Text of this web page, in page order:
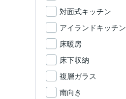
対面式キッチン
アイランドキッチン
床暖房
床下収納
複層ガラス
南向き